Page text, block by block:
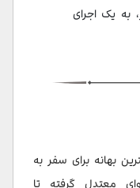
به یک اجرای
بهانه برای سفر به
معتدل گرفته تا